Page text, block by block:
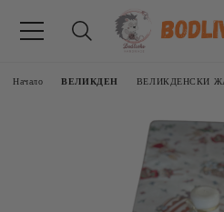
Начало ВЕЛИКДЕН ВЕЛИКДЕНСКИ